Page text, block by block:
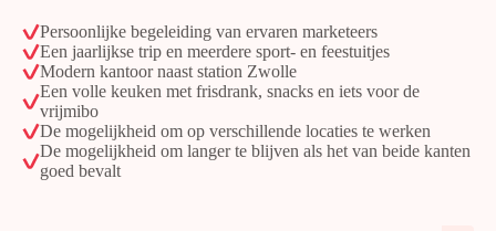
Persoonlijke begeleiding van ervaren marketeers
Een jaarlijkse trip en meerdere sport- en feestuitjes
Modern kantoor naast station Zwolle
Een volle keuken met frisdrank, snacks en iets voor de
vrijmibo
De mogelijkheid om op verschillende locaties te werken
De mogelijkheid om langer te blijven als het van beide kanten
goed bevalt